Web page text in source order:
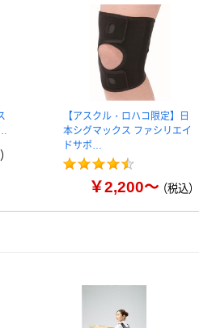
【アスクル・ロハコ限定】日
本シグマックス ファシリエイ
ドサポ…
￥2,200～（税込）